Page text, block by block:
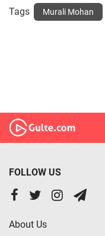
Tags Murali Mohan
FOLLOW US
About Us